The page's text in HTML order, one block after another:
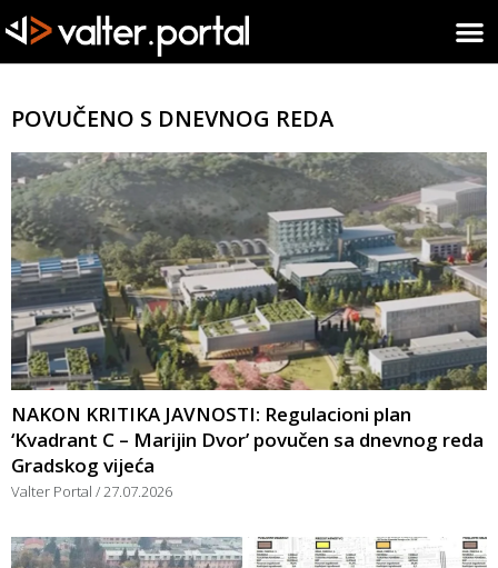
POVUČENO S DNEVNOG REDA
NAKON KRITIKA JAVNOSTI: Regulacioni plan
‘Kvadrant C – Marijin Dvor’ povučen sa dnevnog reda
Gradskog vijeća
Valter Portal 27.07.2026